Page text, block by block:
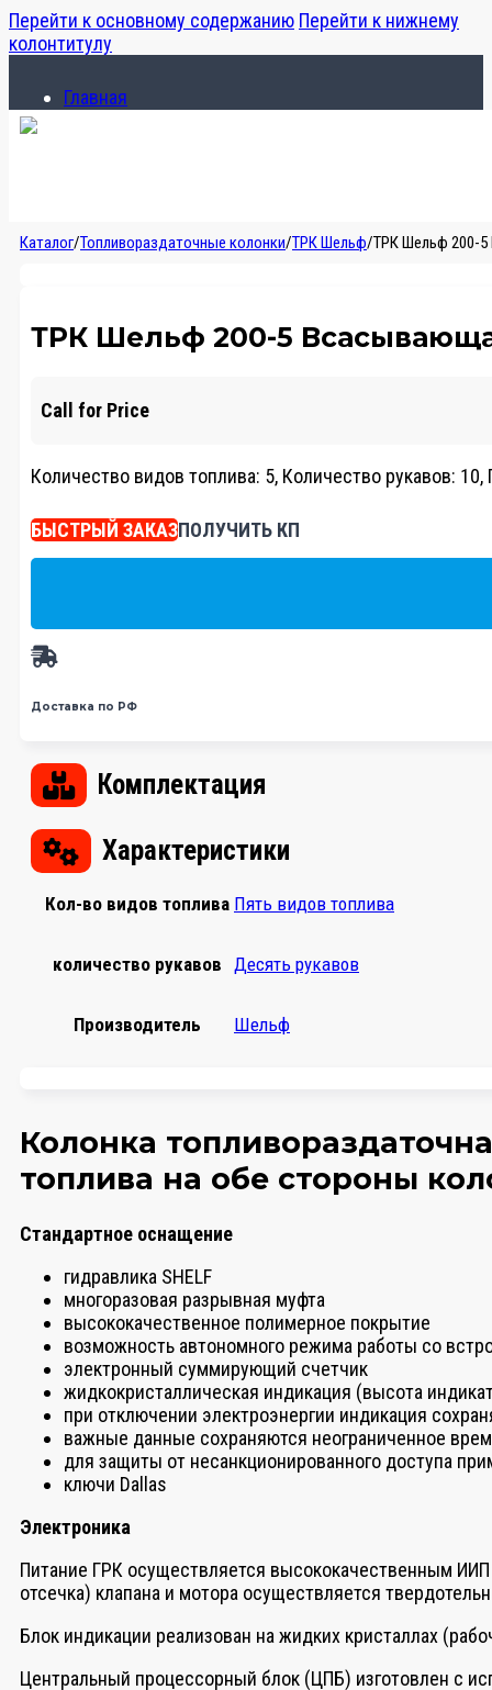
Перейти к основному содержанию Перейти к нижнему
колонтитулу
Главная
Каталог
Каталог/Топливораздаточные колонки/ТРК Шельф/ТРК Шельф 200-
ТРК Шельф 200-5
Call for Price
Количество видов топлива: 5, Количество рукавов:
БЫСТРЫЙ ЗАКАЗПОЛУЧИТЬ КП
Доставка по РФ
Комплектация
Характеристики
Кол-во видов топлива Пять видов топлива
количество рукавов Десять рукавов
Производитель Шельф
Колонка
топлива на обе стороны
Стандартное оснащение
гидравлика SHELF
многоразовая разрывная муфта
высококачественное полимерное покрытие
возможность автономного режима работы со
электронный суммирующий счетчик
жидкокристаллическая индикация (высота
при отключении электроэнергии индикация
важные данные сохраняются неограниченное
для защиты от несанкционированного доступа
ключи Dallas
Электроника
Питание ГРК осуществляется высококачественным
отсечка) клапана и мотора осуществляется
Блок индикации реализован на жидких кристаллах
Центральный процессорный блок (ЦПБ) изготовлен с